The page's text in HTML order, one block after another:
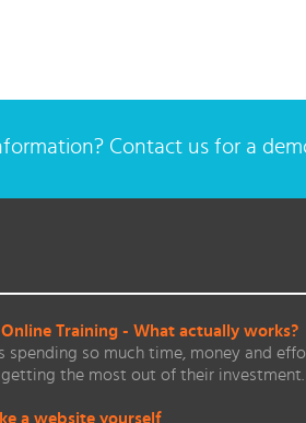
Contact us for a
Training - What actually works?
spending so much time, money and
getting the most out of their investment.
a website yourself